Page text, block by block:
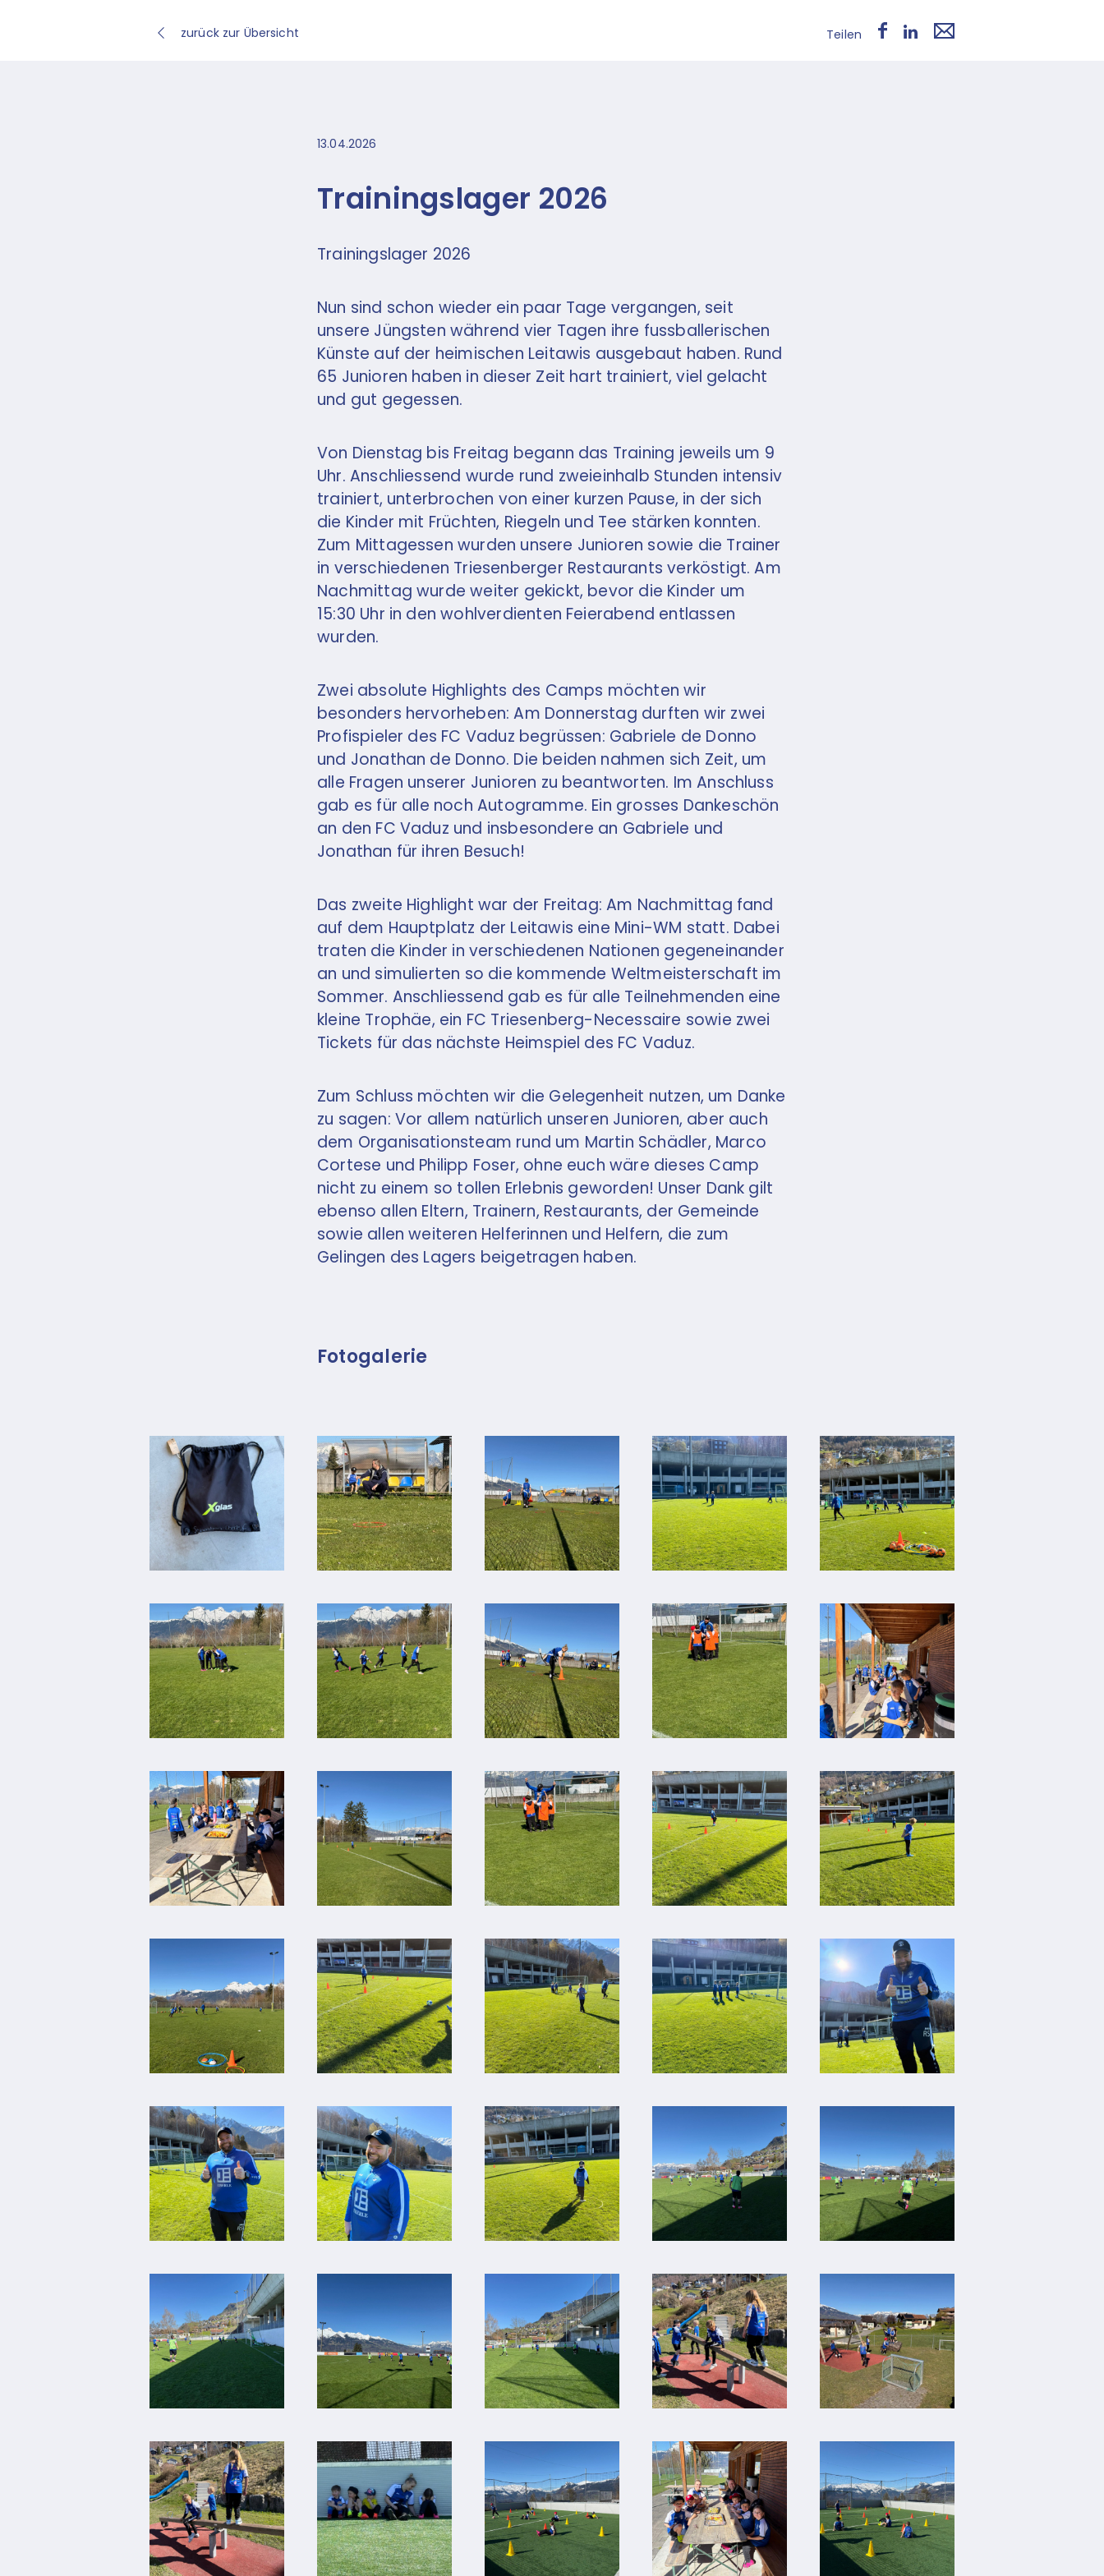
zurück zur Übersicht Teilen
13.04.2026
Trainingslager 2026
Trainingslager 2026
Nun sind schon wieder ein paar Tage vergangen, seit
unsere Jüngsten während vier Tagen ihre fussballerischen
Künste auf der heimischen Leitawis ausgebaut haben. Rund
65 Junioren haben in dieser Zeit hart trainiert, viel gelacht
und gut gegessen.
Von Dienstag bis Freitag begann das Training jeweils um 9
Uhr. Anschliessend wurde rund zweieinhalb Stunden intensiv
trainiert, unterbrochen von einer kurzen Pause, in der sich
die Kinder mit Früchten, Riegeln und Tee stärken konnten.
Zum Mittagessen wurden unsere Junioren sowie die Trainer
in verschiedenen Triesenberger Restaurants verköstigt. Am
Nachmittag wurde weiter gekickt, bevor die Kinder um
15:30 Uhr in den wohlverdienten Feierabend entlassen
wurden.
Zwei absolute Highlights des Camps möchten wir
besonders hervorheben: Am Donnerstag durften wir zwei
Profispieler des FC Vaduz begrüssen: Gabriele de Donno
und Jonathan de Donno. Die beiden nahmen sich Zeit, um
alle Fragen unserer Junioren zu beantworten. Im Anschluss
gab es für alle noch Autogramme. Ein grosses Dankeschön
an den FC Vaduz und insbesondere an Gabriele und
Jonathan für ihren Besuch!
Das zweite Highlight war der Freitag: Am Nachmittag fand
auf dem Hauptplatz der Leitawis eine Mini-WM statt. Dabei
traten die Kinder in verschiedenen Nationen gegeneinander
an und simulierten so die kommende Weltmeisterschaft im
Sommer. Anschliessend gab es für alle Teilnehmenden eine
kleine Trophäe, ein FC Triesenberg-Necessaire sowie zwei
Tickets für das nächste Heimspiel des FC Vaduz.
Zum Schluss möchten wir die Gelegenheit nutzen, um Danke
zu sagen: Vor allem natürlich unseren Junioren, aber auch
dem Organisationsteam rund um Martin Schädler, Marco
Cortese und Philipp Foser, ohne euch wäre dieses Camp
nicht zu einem so tollen Erlebnis geworden! Unser Dank gilt
ebenso allen Eltern, Trainern, Restaurants, der Gemeinde
sowie allen weiteren Helferinnen und Helfern, die zum
Gelingen des Lagers beigetragen haben.
Fotogalerie